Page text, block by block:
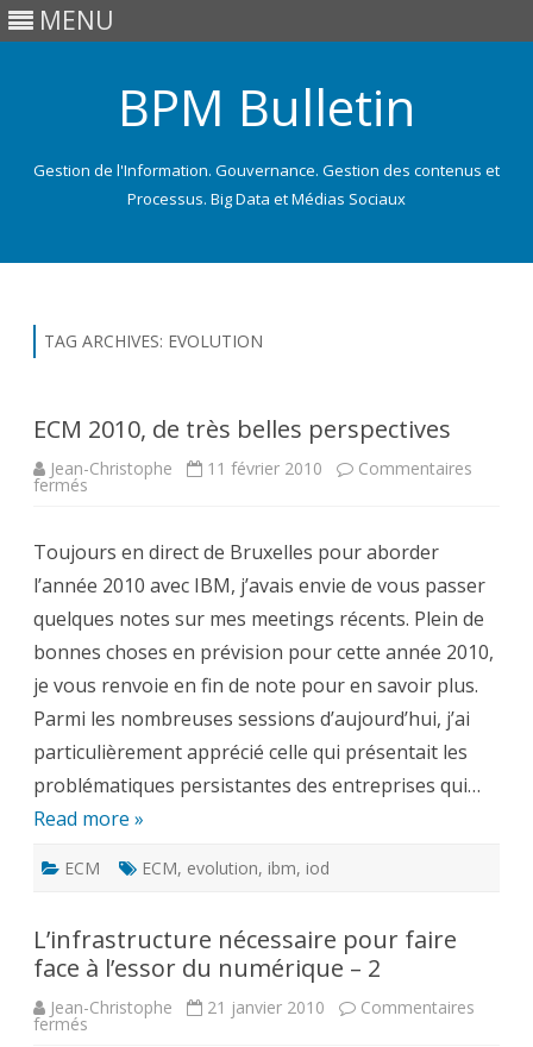
MENU
BPM Bulletin
Gestion de l'Information. Gouvernance. Gestion des contenus et
Processus. Big Data et Médias Sociaux
TAG ARCHIVES: EVOLUTION
ECM 2010, de très belles perspectives
Jean-Christophe 11 février 2010 Commentaires
fermés
très
belles
perspectives
Toujours en direct de Bruxelles pour aborder
l’année 2010 avec IBM, j’avais envie de vous passer
quelques notes sur mes meetings récents. Plein de
bonnes choses en prévision pour cette année 2010,
je vous renvoie en fin de note pour en savoir plus.
Parmi les nombreuses sessions d’aujourd’hui, j’ai
particulièrement apprécié celle qui présentait les
problématiques persistantes des entreprises qui…
Read more »
ECM ECM, evolution, ibm, iod
L’infrastructure nécessaire pour faire
face à l’essor du numérique – 2
Jean-Christophe 21 janvier 2010 Commentaires
fermés